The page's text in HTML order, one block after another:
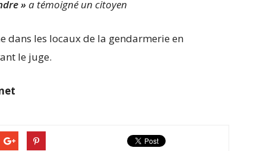
» a témoigné un citoyen
dans les locaux de la gendarmerie en
le juge.